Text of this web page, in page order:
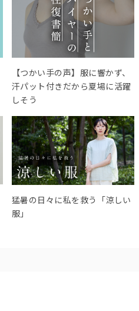
【つかい手の声】服に響かず、
汗パット付きだから夏場に活躍
しそう
猛暑の日々に私を救う「涼しい
服」